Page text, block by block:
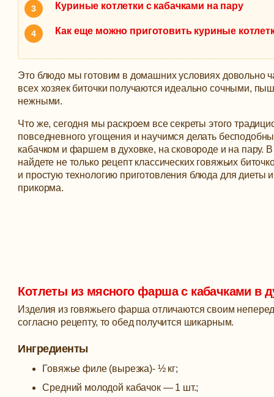
Куриные котлетки с кабачками на пару
Как еще можно приготовить куриные
Это блюдо мы готовим в домашних условиях довольно
всех хозяек биточки получаются идеально сочными,
нежными.
Что же, сегодня мы раскроем все секреты этого
повседневного угощения и научимся делать
кабачком и фаршем в духовке, на сковороде и на пару.
найдете не только рецепт классических говяжьих
и простую технологию приготовления блюда для диеты и
прикорма.
Котлеты из мясного фарша с кабачками в
Изделия из говяжьего фарша отличаются своим
согласно рецепту, то обед получится шикарным.
Ингредиенты
Говяжье филе (вырезка)- ½ кг;
Средний молодой кабачок — 1 шт.;